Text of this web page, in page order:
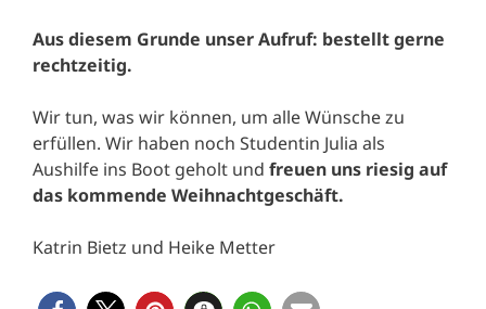
Aus diesem Grunde unser Aufruf: bestellt gerne
rechtzeitig.
Wir tun, was wir können, um alle Wünsche zu
erfüllen. Wir haben noch Studentin Julia als
Aushilfe ins Boot geholt und freuen uns riesig auf
das kommende Weihnachtgeschäft.
Katrin Bietz und Heike Metter